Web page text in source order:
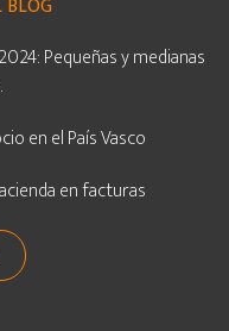
Pequeñas y medianas
en el País Vasco
en facturas